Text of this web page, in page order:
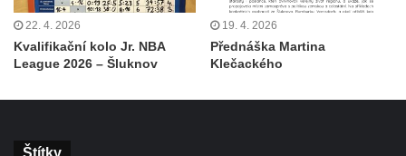
22. 4. 2026
Kvalifikační kolo Jr. NBA
League 2026 – Šluknov
19. 4. 2026
Přednáška Martina
Klečackého
Štítky